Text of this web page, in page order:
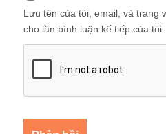
Lưu tên của tôi, email, và trang
cho lần bình luận kế tiếp của tôi.